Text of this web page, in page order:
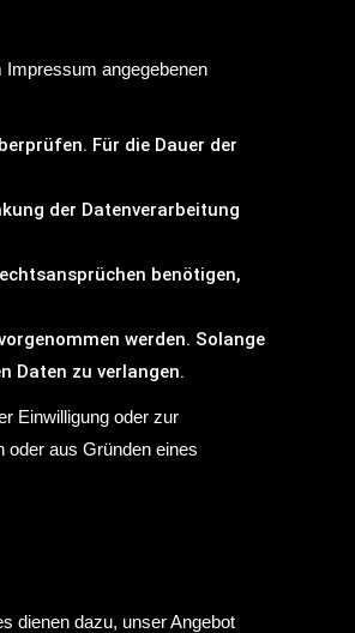
Impressum angegebenen
Für die Dauer der
der Datenverarbeitung
benötigen,
werden. Solange
Daten zu verlangen.
Einwilligung oder zur
oder aus Gründen eines
dienen dazu, unser Angebot